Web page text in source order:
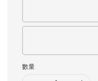
數量